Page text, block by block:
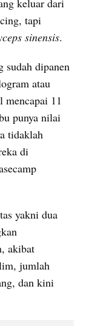
tapi
sinensis.
dipanen
atau
11
punya nilai
tidaklah
di
yakni dua
akibat
jumlah
dan kini